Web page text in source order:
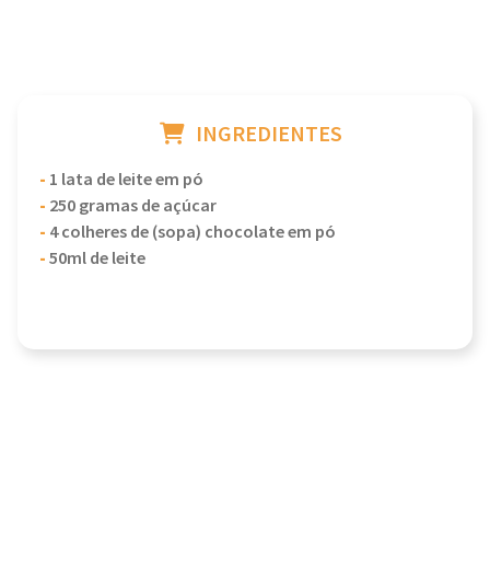
INGREDIENTES
- 1 lata de leite em pó
- 250 gramas de açúcar
- 4 colheres de (sopa) chocolate em pó
-50ml de leite